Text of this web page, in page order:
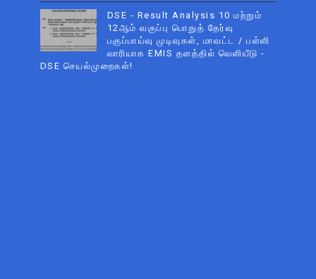
DSE - Result Analysis 10 மற்றும்
12ஆம் வகுப்பு பொதுத் தேர்வு
பகுப்பாய்வு முடிவுகள், மாவட்ட / பள்ளி
வாரியாக EMIS தளத்தில் வெளியீடு -
DSE செயல்முறைகள்!